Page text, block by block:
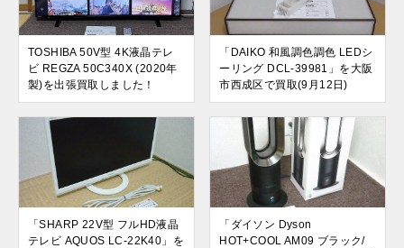
TOSHIBA 50V型 4K液晶テレ
ビ REGZA 50C340X (2020年
製)を出張買取しました！
「DAIKO 和風調色調色 LEDシ
ーリング DCL-39981」を大阪
市西成区で買取(9月12日)
「SHARP 22V型 フルHD液晶
テレビ AQUOS LC-22K40」を
「ダイソン Dyson
HOT+COOL AM09 ブラック/